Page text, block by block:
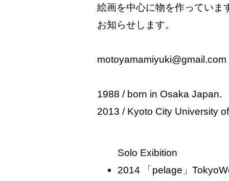
絵画を中心に物を作っていま
お知らせします。
motoyamamiyuki@gmail.com
1988 / born in Osaka Japan.
2013 / Kyoto City University
Solo Exibition
2014 「pelage」